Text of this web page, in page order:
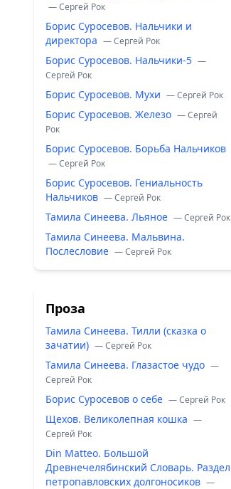
— Сергей Рок
Борис Суросевов. Нальчики и
директора — Сергей Рок
Борис Суросевов. Нальчики-5 —
Сергей Рок
Борис Суросевов. Мухи — Сергей Рок
Борис Суросевов. Железо — Сергей
Рок
Борис Суросевов. Борьба Нальчиков
— Сергей Рок
Борис Суросевов. Гениальность
Нальчиков — Сергей Рок
Тамила Синеева. Льяное — Сергей Рок
Тамила Синеева. Мальвина.
Послесловие — Сергей Рок
Проза
Тамила Синеева. Тилли (сказка о
зачатии) — Сергей Рок
Тамила Синеева. Глазастое чудо —
Сергей Рок
Борис Суросевов о себе — Сергей Рок
Щехов. Великолепная кошка —
Сергей Рок
Din Matteo. Большой
Древнечелябинский Словарь. Раздел
петропавловских долгоносиков —